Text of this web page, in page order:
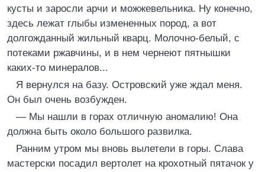
кусты и заросли арчи и можжевельника. Ну конечно,
здесь лежат глыбы измененных пород, а вот
долгожданный жильный кварц. Молочно-белый, с
потеками ржавчины, и в нем чернеют пятнышки
каких-то минералов...
Я вернулся на базу. Островский уже ждал меня.
Он был очень возбужден.
— Мы нашли в горах отличную аномалию! Она
должна быть около большого развилка.
Ранним утром мы вновь вылетели в горы. Слава
мастерски посадил вертолет на крохотный пятачок у